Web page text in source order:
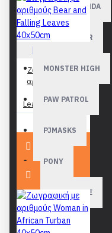
KUNG FU PANDA
MADAGASCAR
MONSTER HIGH
PAW PATROL
PJMASKS
PONY
RATATOUILLE
SHREK
Figured Art
Ζωγραφική με
αριθμούς Bear
Leaves 40x50cm